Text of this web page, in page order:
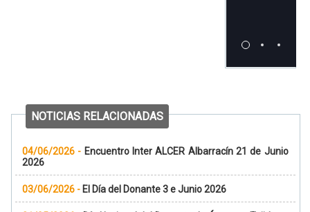
NOTICIAS RELACIONADAS
04/06/2026 - Encuentro Inter ALCER Albarracín 21 de Junio
2026
03/06/2026 - El Día del Donante 3 e Junio 2026